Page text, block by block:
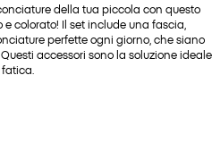
della tua piccola con questo
colorato! Il set include una fascia,
perfette ogni giorno, che siano
accessori sono la soluzione ideale